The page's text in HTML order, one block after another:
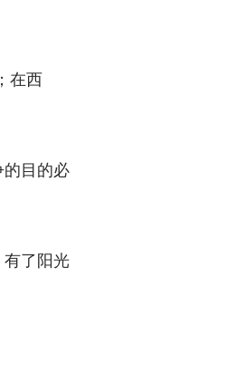
在西
目的必
了阳光